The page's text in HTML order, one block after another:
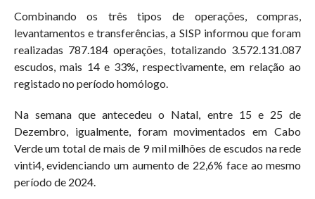
Combinando os três tipos de operações, compras,
levantamentos e transferências, a SISP informou que foram
realizadas 787.184 operações, totalizando 3.572.131.087
escudos, mais 14 e 33%, respectivamente, em relação ao
registado no período homólogo.
Na semana que antecedeu o Natal, entre 15 e 25 de
Dezembro, igualmente, foram movimentados em Cabo
Verde um total de mais de 9 mil milhões de escudos na rede
vinti4, evidenciando um aumento de 22,6% face ao mesmo
período de 2024.